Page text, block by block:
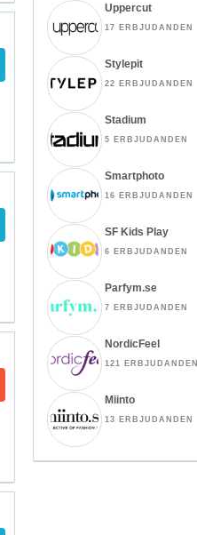
Uppercut
17 ERBJUDANDEN
Stylepit
22 ERBJUDANDEN
Stadium
5 ERBJUDANDEN
Smartphoto
16 ERBJUDANDEN
SF Kids Play
6 ERBJUDANDEN
Parfym.se
7 ERBJUDANDEN
NordicFeel
121 ERBJUDANDEN
Miinto
13 ERBJUDANDEN